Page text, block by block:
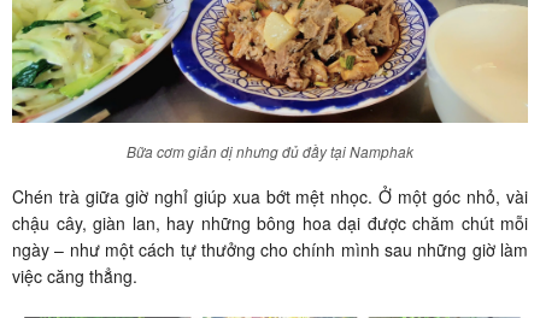
Bữa cơm giản dị nhưng đủ đầy tại Namphak
Chén trà giữa giờ nghỉ giúp xua bớt mệt nhọc. Ở một góc nhỏ, vài
chậu cây, giàn lan, hay những bông hoa dại được chăm chút mỗi
ngày – như một cách tự thưởng cho chính mình sau những giờ làm
việc căng thẳng.